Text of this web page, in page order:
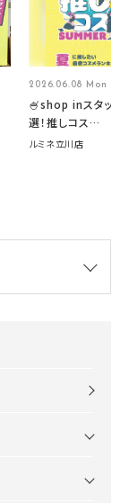
2026.06.08 Mon
🍧shop inスタッフ
選！推しコス
summer2026開催
ルミネ立川店